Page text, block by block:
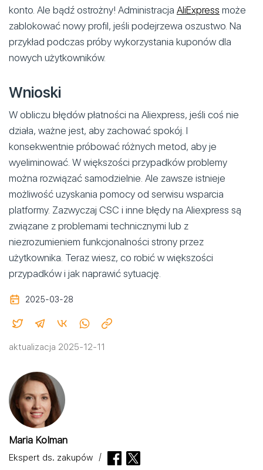
konto. Ale bądź ostrożny! Administracja AliExpress może
zablokować nowy profil, jeśli podejrzewa oszustwo. Na
przykład podczas próby wykorzystania kuponów dla
nowych użytkowników.
Wnioski
W obliczu błędów płatności na Aliexpress, jeśli coś nie
działa, ważne jest, aby zachować spokój. I
konsekwentnie próbować różnych metod, aby je
wyeliminować. W większości przypadków problemy
można rozwiązać samodzielnie. Ale zawsze istnieje
możliwość uzyskania pomocy od serwisu wsparcia
platformy. Zazwyczaj CSC i inne błędy na Aliexpress są
związane z problemami technicznymi lub z
niezrozumieniem funkcjonalności strony przez
użytkownika. Teraz wiesz, co robić w większości
przypadków i jak naprawić sytuację.
2025-03-28
aktualizacja 2025-12-11
Maria Kolman
Ekspert ds. zakupów